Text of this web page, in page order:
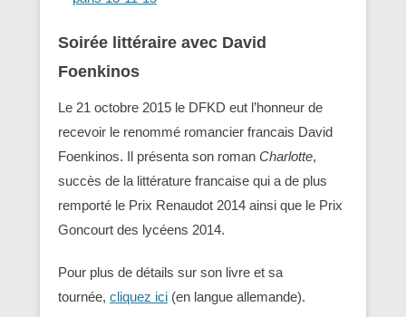
Soirée littéraire avec David
Foenkinos
Le 21 octobre 2015 le DFKD eut l’honneur de
recevoir le renommé romancier francais David
Foenkinos. Il présenta son roman Charlotte,
succès de la littérature francaise qui a de plus
remporté le Prix Renaudot 2014 ainsi que le Prix
Goncourt des lycéens 2014.
Pour plus de détails sur son livre et sa
tournée, cliquez ici (en langue allemande).